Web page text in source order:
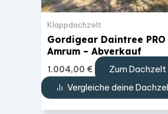
Klappdachzelt
Gordigear Daintree PRO
Amrum – Abverkauf
1.004,00 €
Zum Dachzelt
Vergleiche deine